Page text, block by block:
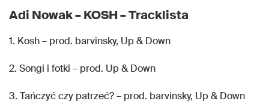
Adi Nowak – KOSH – Tracklista
1. Kosh – prod. barvinsky, Up & Down
2. Songi i fotki – prod. Up & Down
3. Tańczyć czy patrzeć? – prod. barvinsky, Up & Down